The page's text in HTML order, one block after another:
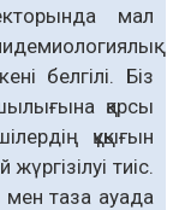
мал
белгілі. Біз
қарсы
құқығын
тиіс.
таза ауада